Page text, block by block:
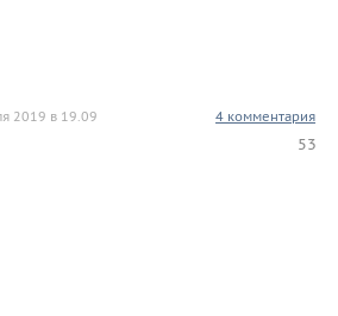
2019 в 19.09 4 комментария
53